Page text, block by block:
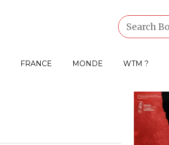
FRANCE MONDE WTM ?